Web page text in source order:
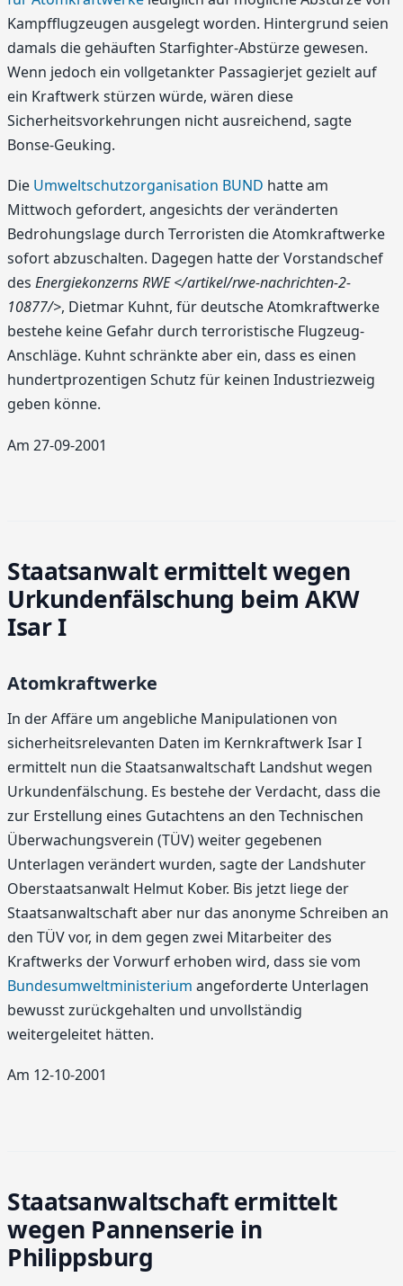
Kampfflugzeugen ausgelegt worden. Hintergrund seien
damals die gehäuften Starfighter-Abstürze gewesen.
Wenn jedoch ein vollgetankter Passagierjet gezielt auf
ein Kraftwerk stürzen würde, wären diese
Sicherheitsvorkehrungen nicht ausreichend, sagte
Bonse-Geuking.
Die Umweltschutzorganisation BUND hatte am
Mittwoch gefordert, angesichts der veränderten
Bedrohungslage durch Terroristen die Atomkraftwerke
sofort abzuschalten. Dagegen hatte der Vorstandschef
des Energiekonzerns RWE </artikel/rwe-nachrichten-2-
10877/>, Dietmar Kuhnt, für deutsche Atomkraftwerke
bestehe keine Gefahr durch terroristische Flugzeug-
Anschläge. Kuhnt schränkte aber ein, dass es einen
hundertprozentigen Schutz für keinen Industriezweig
geben könne.
Am 27-09-2001
Staatsanwalt ermittelt wegen
Urkundenfälschung beim AKW
Isar I
Atomkraftwerke
In der Affäre um angebliche Manipulationen von
sicherheitsrelevanten Daten im Kernkraftwerk Isar I
ermittelt nun die Staatsanwaltschaft Landshut wegen
Urkundenfälschung. Es bestehe der Verdacht, dass die
zur Erstellung eines Gutachtens an den Technischen
Überwachungsverein (TÜV) weiter gegebenen
Unterlagen verändert wurden, sagte der Landshuter
Oberstaatsanwalt Helmut Kober. Bis jetzt liege der
Staatsanwaltschaft aber nur das anonyme Schreiben an
den TÜV vor, in dem gegen zwei Mitarbeiter des
Kraftwerks der Vorwurf erhoben wird, dass sie vom
Bundesumweltministerium angeforderte Unterlagen
bewusst zurückgehalten und unvollständig
weitergeleitet hätten.
Am 12-10-2001
Staatsanwaltschaft ermittelt
wegen Pannenserie in
Philippsburg